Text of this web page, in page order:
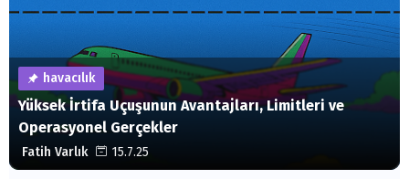
havacılık
Yüksek İrtifa Uçuşunun Avantajları, Limitleri ve
Operasyonel Gerçekler
Fatih Varlık 15.7.25